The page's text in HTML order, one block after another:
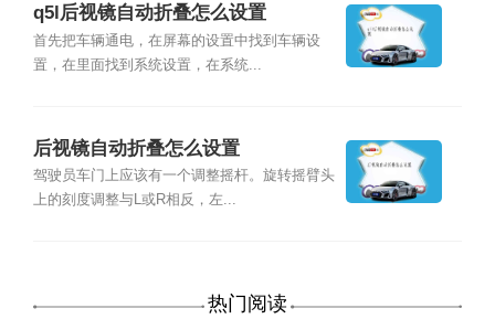
q5l后视镜自动折叠怎么设置
首先把车辆通电，在屏幕的设置中找到车辆设
置，在里面找到系统设置，在系统...
后视镜自动折叠怎么设置
驾驶员车门上应该有一个调整摇杆。旋转摇臂头
上的刻度调整与L或R相反，左...
热门阅读